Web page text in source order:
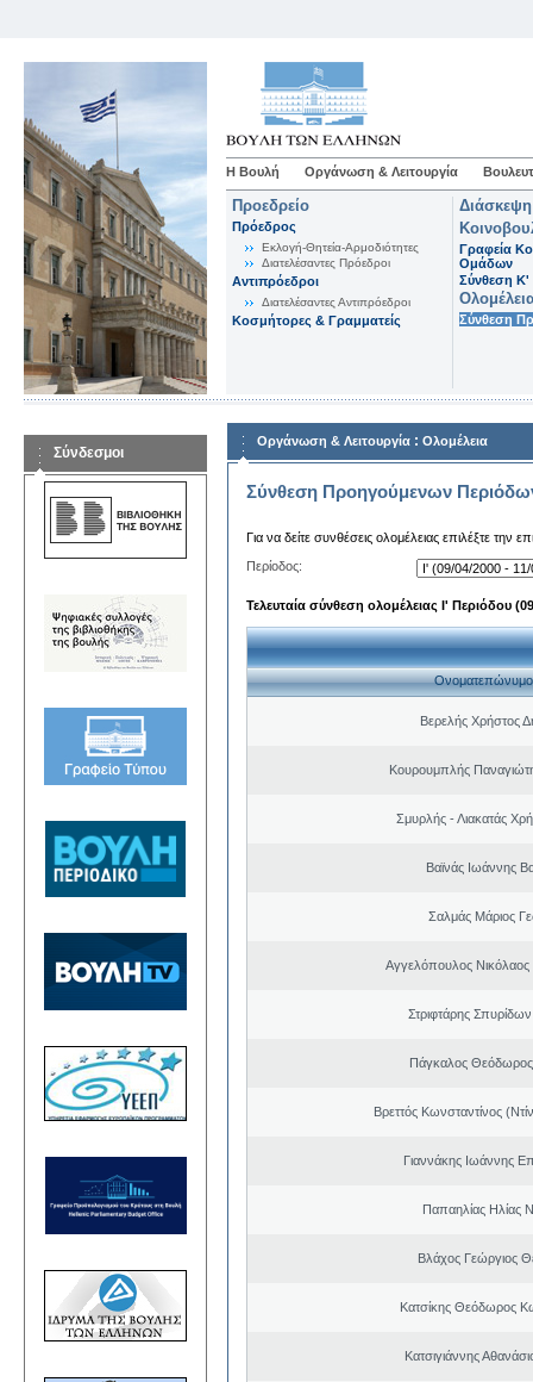
Η Βουλή Οργάνωση & Λειτουργία
Προεδρείο
Πρόεδρος
Εκλογή-Θητεία-Αρμοδιότητες
Διατελέσαντες Πρόεδροι
Αντιπρόεδροι
Διατελέσαντες Αντιπρόεδροι
Κοσμήτορες & Γραμματείς
Γραφεία
Ομάδων
Σύνθεση K'
Σύνθεση
Σύνδεσμοι
Οργάνωση & Λειτουργία : Ολομέλεια
Σύνθεση Προηγούμενων
Για να δείτε συνθέσεις ολομέλειας επιλέξτε την
Περίοδος:
Τελευταία σύνθεση ολομέλειας Ι' Περιόδου
Ονοματεπώνυμο
Βερελής Χρήστος
Κουρουμπλής
Σμυρλής - Λιακατάς
Βαϊνάς Ιωάννης
Σαλμάς Μάριος
Αγγελόπουλος Νικόλαος
Στριφτάρης
Πάγκαλος
Βρεττός Κωνσταντίνος
Γιαννάκης Ιωάννης
Παπαηλίας Ηλίας
Βλάχος Γεώργιος
Κατσίκης Θεόδωρος
Κατσιγιάννης